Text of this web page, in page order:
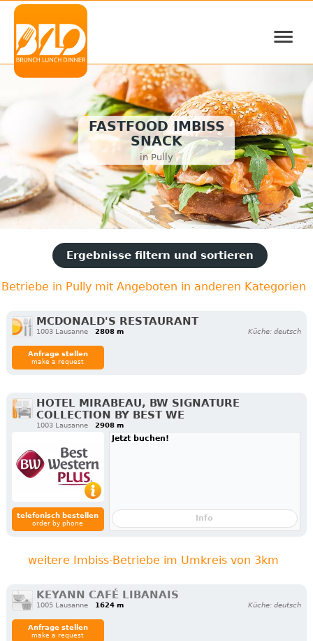
≡
FASTFOOD IMBISS
SNACK
in Pully
Ergebnisse filtern und sortieren
Betriebe in Pully mit Angeboten in anderen Kategorien
MCDONALD'S RESTAURANT
1003 Lausanne 2808 m Küche: deutsch
Anfrage stellen
make a request
HOTEL MIRABEAU, BW SIGNATURE
COLLECTION BY BEST WE
1003 Lausanne 2908 m
telefonisch bestellen
order by phone
Jetzt buchen!
Info
weitere Imbiss-Betriebe im Umkreis von 3km
KEYANN CAFÉ LIBANAIS
1005 Lausanne 1624 m Küche: deutsch
Anfrage stellen
make a request